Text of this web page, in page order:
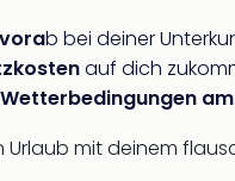
b bei deiner
auf dich
Wetterbedingungen
mit deinem